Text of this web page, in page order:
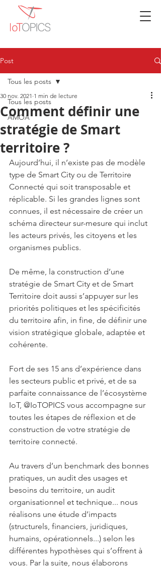
Post
Tous les posts
AMOA
Tous les posts
Comment définir une
stratégie de Smart
territoire ?
30 nov. 2021 1 min de lecture
Aujourd’hui, il n’existe pas de modèle
type de Smart City ou de Territoire
Connecté qui soit transposable et
réplicable. Si les grandes lignes sont
connues, il est nécessaire de créer un
schéma directeur sur-mesure qui inclut
les acteurs privés, les citoyens et les
organismes publics.
De même, la construction d’une
stratégie de Smart City et de Smart
Territoire doit aussi s’appuyer sur les
priorités politiques et les spécificités
du territoire afin, in fine, de définir une
vision stratégique globale, adaptée et
cohérente.
Fort de ses 15 ans d’expérience dans
les secteurs public et privé, et de sa
parfaite connaissance de l’écosystème
IoT, @IoTOPICS vous accompagne sur
toutes les étapes de réflexion et de
construction de votre stratégie de
territoire connecté.
Au travers d’un benchmark des bonnes
pratiques, un audit des usages et
besoins du territoire, un audit
organisationnel et technique... nous
réalisons une étude d’impacts
(structurels, financiers, juridiques,
humains, opérationnels...) selon les
différentes hypothèses qui s’offrent à
vous. Par la suite, nous élaborons